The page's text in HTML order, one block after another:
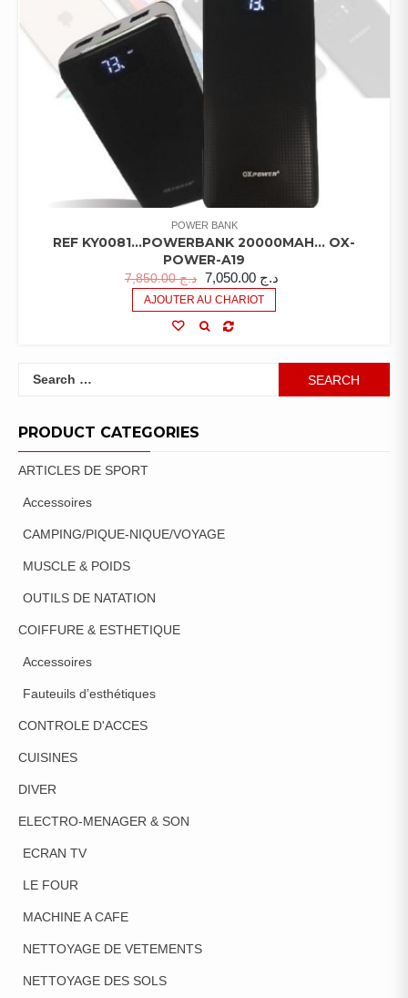
POWER BANK
REF KY0081…POWERBANK 20000MAH… OX-
POWER-A19
د.ج7,850.00 د.ج
AJOUTER AU CHARIOT
Search
PRODUCT CATEGORIES
ARTICLES DE SPORT
Accessoires
CAMPING/PIQUE-NIQUE/VOYAGE
MUSCLE & POIDS
OUTILS DE NATATION
COIFFURE & ESTHETIQUE
Accessoires
Fauteuils d’esthétiques
CONTROLE D'ACCES
CUISINES
DIVER
ELECTRO-MENAGER & SON
ECRAN TV
LE FOUR
MACHINE A CAFE
NETTOYAGE DE VETEMENTS
NETTOYAGE DES SOLS